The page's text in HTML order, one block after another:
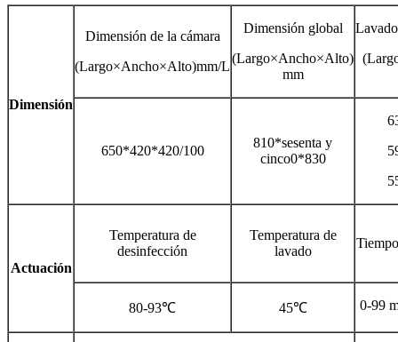
Dimensión
Dimensión de la cámara
(Largo×Ancho×Alto)mm/L
Dimensión global
(Largo×Ancho×Alto)
mm
650*420*420/100
810*sesenta y
cinco0*830
Actuación
Temperatura de
desinfección
Temperatura de
lavado
80-93℃ 45℃ 0-99